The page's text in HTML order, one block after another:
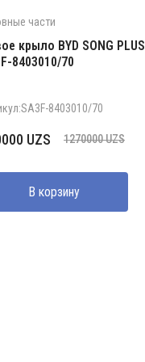
части
крыло BYD SONG PLUS
8403010/70
8403010/70
1270000UZS
UZS.
UZS
UZS.
В корзину